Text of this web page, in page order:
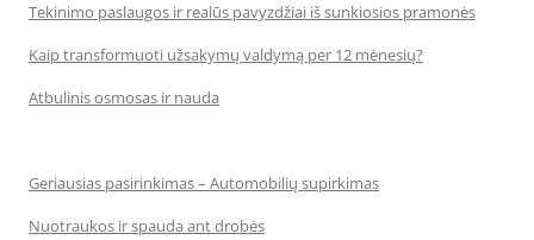
Tekinimo paslaugos ir realūs pavyzdžiai iš sunkiosios pramonės
Kaip transformuoti užsakymų valdymą per 12 mėnesių?
Atbulinis osmosas ir nauda
Geriausias pasirinkimas – Automobilių supirkimas
Nuotraukos ir spauda ant drobės